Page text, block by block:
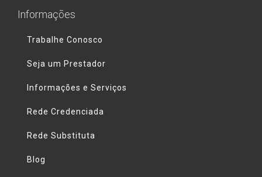
Informações
Trabalhe Conosco
Seja um Prestador
Informações e Serviços
Rede Credenciada
Rede Substituta
Blog